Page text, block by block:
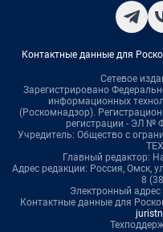
Контактные данные для
Сетевое
Зарегистрировано
информационных
(Роскомнадзор).
регистрации - ЭЛ №
Учредитель: Общество с
Главный редактор:
Адрес редакции: Россия, Омск,
8
Электронный адрес
Контактные данные для